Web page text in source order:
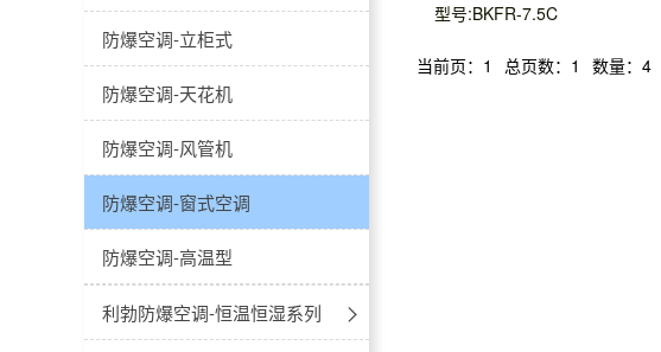
冷藏款
冷冻款
-多门多温
-双温对开门
-低温双门双温防爆冰箱
防爆医用冷藏冷冻箱
2℃~8℃防爆医用冷藏箱
8℃~20℃防爆药品阴凉箱
4℃防爆血液冷藏箱
防爆层析柜
20℃~55℃防爆加温保存箱
防爆立式-电热鼓风干燥箱
防爆立式-电热恒温干燥箱
防爆真空干燥箱
防爆空调-立柜式
防爆空调-天花机
防爆空调-风管机
防爆空调-窗式空调
防爆空调-高温型
利勃防爆空调-恒温恒湿系列
型号:BKFR-7.5C
当前页：1 总页数：1 数量：4